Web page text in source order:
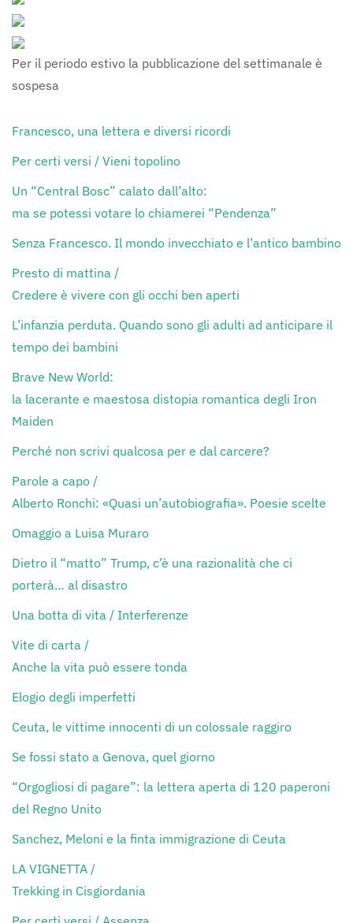
Per il periodo estivo la pubblicazione del settimanale è
sospesa
Francesco, una lettera e diversi ricordi
Per certi versi / Vieni topolino
Un “Central Bosc” calato dall’alto:
ma se potessi votare lo chiamerei “Pendenza”
Senza Francesco. Il mondo invecchiato e l’antico bambino
Presto di mattina /
Credere è vivere con gli occhi ben aperti
L’infanzia perduta. Quando sono gli adulti ad anticipare il
tempo dei bambini
Brave New World:
la lacerante e maestosa distopia romantica degli Iron
Maiden
Perché non scrivi qualcosa per e dal carcere?
Parole a capo /
Alberto Ronchi: «Quasi un’autobiografia». Poesie scelte
Omaggio a Luisa Muraro
Dietro il “matto” Trump, c’è una razionalità che ci
porterà… al disastro
Una botta di vita / Interferenze
Vite di carta /
Anche la vita può essere tonda
Elogio degli imperfetti
Ceuta, le vittime innocenti di un colossale raggiro
Se fossi stato a Genova, quel giorno
“Orgogliosi di pagare”: la lettera aperta di 120 paperoni
del Regno Unito
Sanchez, Meloni e la finta immigrazione di Ceuta
LA VIGNETTA /
Trekking in Cisgiordania